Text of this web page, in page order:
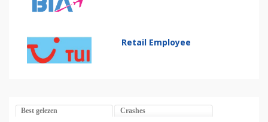
Retail Employee
Best gelezen Crashes